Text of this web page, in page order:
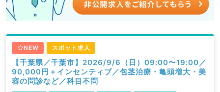
NEW スポット求人
【千葉県／千葉市】2026/9/6（日）09:00〜19:00／
90,000円＋インセンティブ／包茎治療・亀頭増大・美
容の問診など／科目不問